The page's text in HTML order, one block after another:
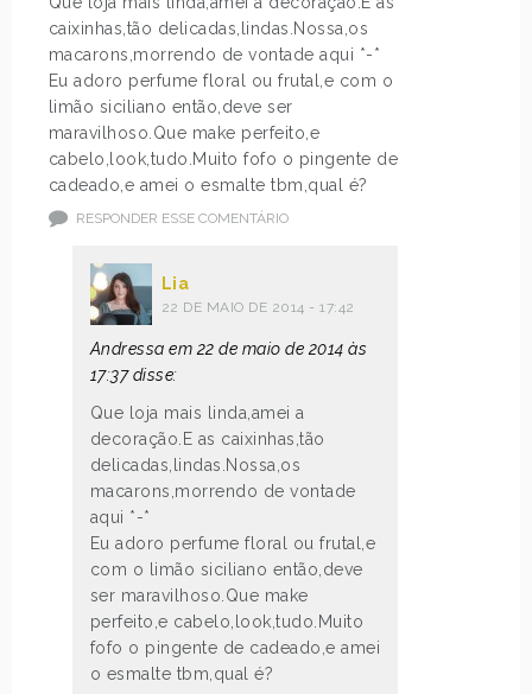
caixinhas,tão delicadas,lindas.Nossa,os
macarons,morrendo de vontade aqui *-*
Eu adoro perfume floral ou frutal,e com o
limão siciliano então,deve ser
maravilhoso.Que make perfeito,e
cabelo,look,tudo.Muito fofo o pingente de
cadeado,e amei o esmalte tbm,qual é?
RESPONDER ESSE COMENTÁRIO
Lia
22 DE MAIO DE 2014 - 17:42
Andressa em 22 de maio de 2014 às
17:37 disse:
Que loja mais linda,amei a
decoração.E as caixinhas,tão
delicadas,lindas.Nossa,os
macarons,morrendo de vontade
aqui *-*
Eu adoro perfume floral ou frutal,e
com o limão siciliano então,deve
ser maravilhoso.Que make
perfeito,e cabelo,look,tudo.Muito
fofo o pingente de cadeado,e amei
o esmalte tbm,qual é?